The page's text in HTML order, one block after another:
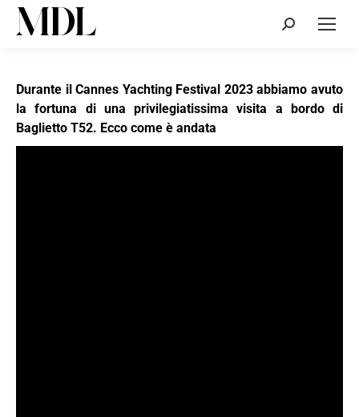
Cerca:
Durante il Cannes Yachting Festival 2023 abbiamo avuto
la fortuna di una privilegiatissima visita a bordo di
Baglietto T52. Ecco come è andata